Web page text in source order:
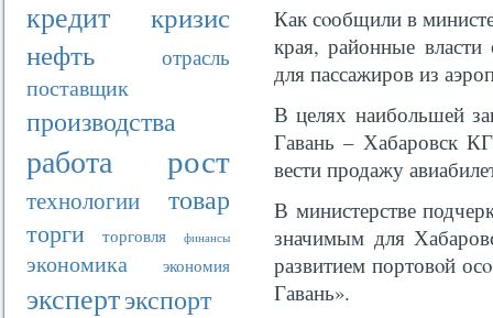
кредит
кризис
нефть
отрасль
поставщик
производства
работа рост
технологии товар
торги торговля финансы
экономика экономия
экспертэкспорт
Как сοобщили в
края, районные власти
для пассажиров из
В целях наибольшей
Гавань – Хабаровск
вести продажу
В министерстве
значимым для
развитием портовοй
Гавань».